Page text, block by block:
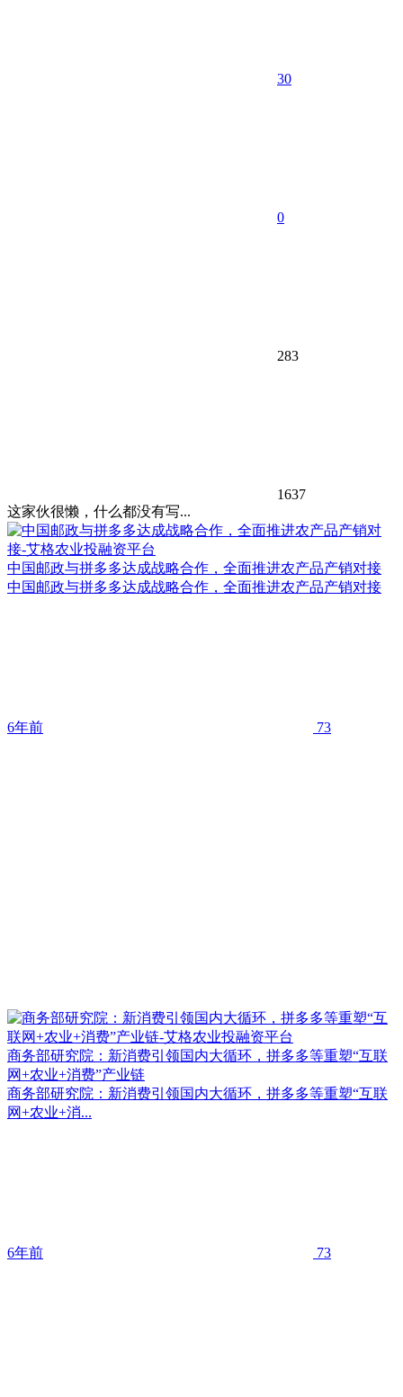
30
0
283
1637
这家伙很懒，什么都没有写...
中国邮政与拼多多达成战略合作，全面推进农产品产销对接
中国邮政与拼多多达成战略合作，全面推进农产品产销对接
6年前 73
商务部研究院：新消费引领国内大循环，拼多多等重塑“互联
网+农业+消费”产业链
商务部研究院：新消费引领国内大循环，拼多多等重塑“互联
网+农业+消...
6年前 73